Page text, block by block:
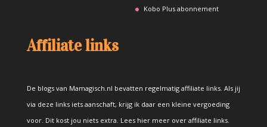
Kobo Plus abonnement
Affiliate links
De blogs van Mamagisch.nl bevatten regelmatig affiliate links. Als jij
via deze links iets aanschaft, krijg ik daar een kleine vergoeding
voor. Dit kost jou niets extra. Lees hier meer over affiliate links.